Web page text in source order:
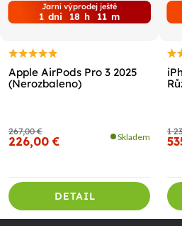
Jarní výprodej ještě
1 dni 18 h 11 m
Apple AirPods Pro 3 2025
(Nerozbaleno)
267,00 €
226,00 € Skladem
DETAIL
1